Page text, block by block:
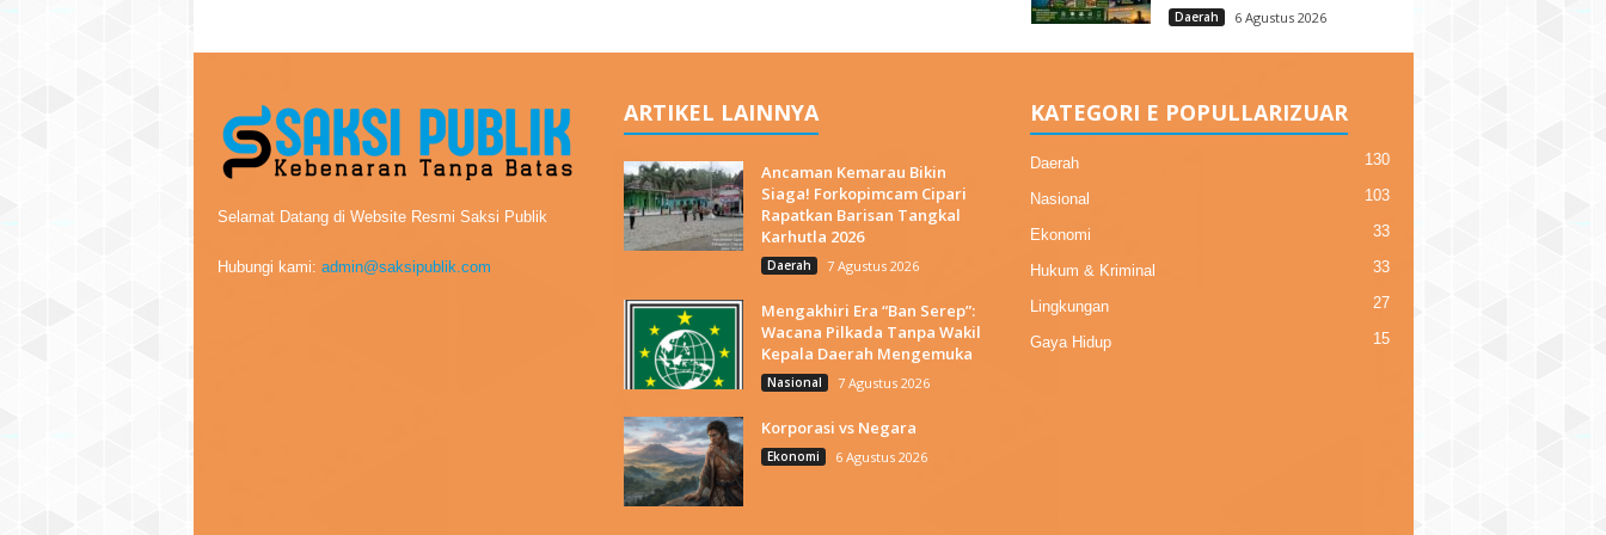
Daerah 6 Agustus 2026
Selamat Datang di Website Resmi Saksi Publik
Hubungi kami: admin@saksipublik.com
ARTIKEL LAINNYA
Ancaman Kemarau Bikin
Siaga! Forkopimcam Cipari
Rapatkan Barisan Tangkal
Karhutla 2026
Daerah 7 Agustus 2026
Mengakhiri Era “Ban Serep”:
Wacana Pilkada Tanpa Wakil
Kepala Daerah Mengemuka
Nasional 7 Agustus 2026
Korporasi vs Negara
Ekonomi 6 Agustus 2026
KATEGORI E POPULLARIZUAR
Daerah 130
Nasional 103
Ekonomi 33
Hukum & Kriminal 33
Lingkungan 27
Gaya Hidup 15